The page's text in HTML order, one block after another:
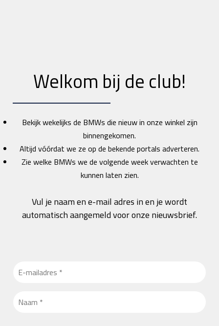
Welkom bij de club!
Bekijk wekelijks de BMWs die nieuw in onze winkel zijn
binnengekomen.
Altijd vóórdat we ze op de bekende portals adverteren.
Zie welke BMWs we de volgende week verwachten te
kunnen laten zien.
Vul je naam en e-mail adres in en je wordt
automatisch aangemeld voor onze nieuwsbrief.